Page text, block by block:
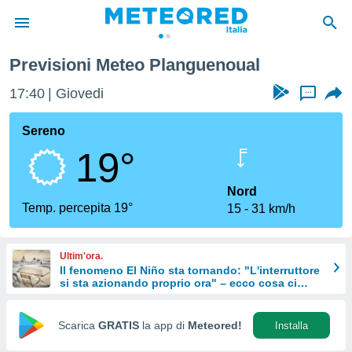
di
per
le
di
Web
Previsioni Meteo Planguenoual
17:40 Giovedi ...
Sereno
19°
Temp. percepita 19°
Nord
15
31 km/h
Ultim'ora.
Il fenomeno El Niño sta tornando: "L'interruttore
si sta azionando proprio ora" – ecco cosa ci
Scarica GRATIS la app di Meteored! Installa